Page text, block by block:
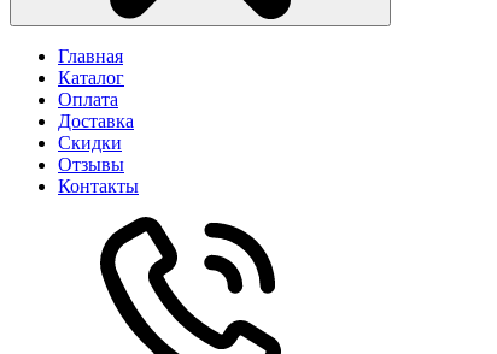
Главная
Каталог
Оплата
Доставка
Скидки
Отзывы
Контакты